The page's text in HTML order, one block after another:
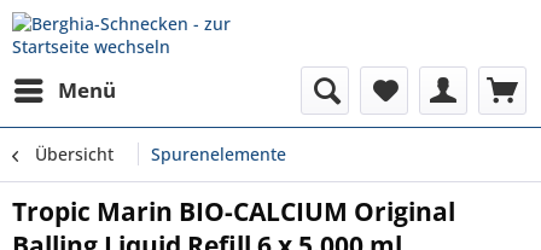
Menü
Übersicht Spurenelemente
Tropic Marin BIO-CALCIUM Original